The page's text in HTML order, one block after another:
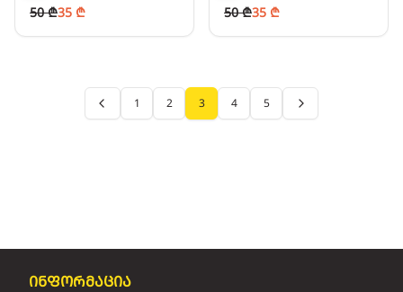
50 ₾35 ₾
50 ₾35 ₾
Previous page
1 2 3 4 5 Next page
ინფორმაცია